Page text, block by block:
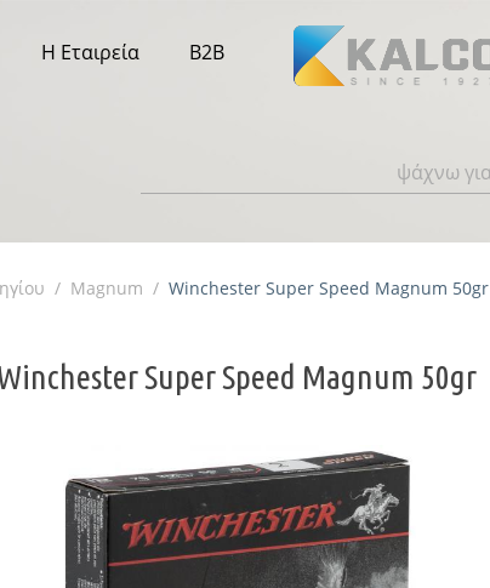
Η Εταιρεία B2B
/ Magnum / Winchester Super Speed Magnum 50gr
Super Speed Magnum 50gr